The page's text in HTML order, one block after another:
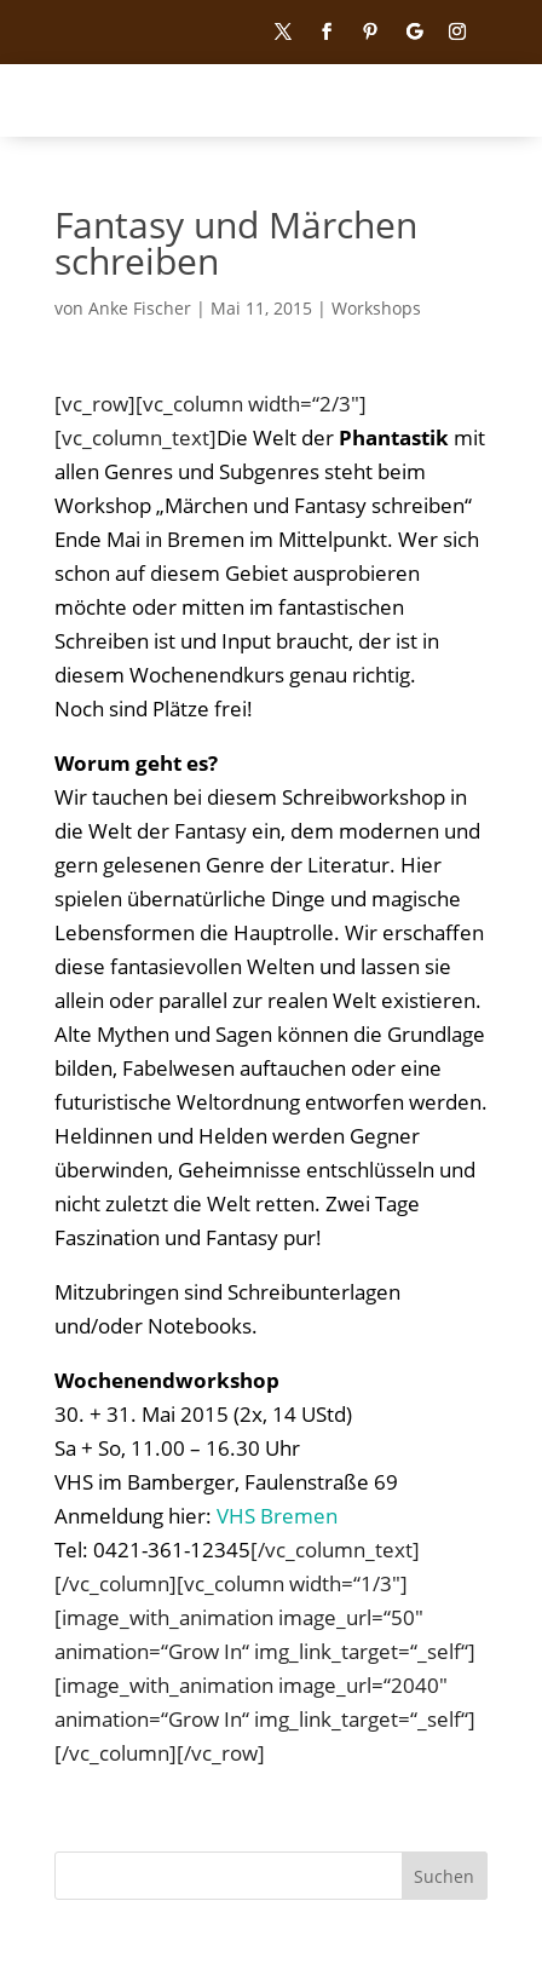
Fantasy und Märchen
schreiben
von Anke Fischer| Mai 11, 2015 | Workshops
[vc_row][vc_column width=“2/3″]
[vc_column_text]Die Welt der Phantastikmit
allen Genres und Subgenres steht beim
Workshop „Märchen und Fantasy schreiben“
Ende Mai in Bremen im Mittelpunkt. Wer sich
schon auf diesem Gebiet ausprobieren
möchte oder mitten im fantastischen
Schreiben ist und Input braucht, der ist in
diesem Wochenendkurs genau richtig.
Noch sind Plätze frei!
Worum geht es?
Wir tauchen bei diesem Schreibworkshop in
die Welt der Fantasy ein, dem modernen und
gern gelesenen Genre der Literatur. Hier
spielen übernatürliche Dinge und magische
Lebensformen die Hauptrolle. Wir erschaffen
diese fantasievollen Welten und lassen sie
allein oder parallel zur realen Welt existieren.
Alte Mythen und Sagen können die Grundlage
bilden, Fabelwesen auftauchen oder eine
futuristische Weltordnung entworfen werden.
Heldinnen und Helden werden Gegner
überwinden, Geheimnisse entschlüsseln und
nicht zuletzt die Welt retten. Zwei Tage
Faszination und Fantasy pur!
Mitzubringen sind Schreibunterlagen
und/oder Notebooks.
Wochenendworkshop
30. + 31. Mai 2015 (2x, 14 UStd)
Sa + So, 11.00 – 16.30 Uhr
VHS im Bamberger, Faulenstraße 69
Anmeldung hier: VHS Bremen
Tel: 0421-361-12345[/vc_column_text]
[/vc_column][vc_column width=“1/3″]
[image_with_animation image_url=“50″
animation=“Grow In“ img_link_target=“_self“]
[image_with_animation image_url=“2040″
animation=“Grow In“ img_link_target=“_self“]
[/vc_column][/vc_row]
Suchen